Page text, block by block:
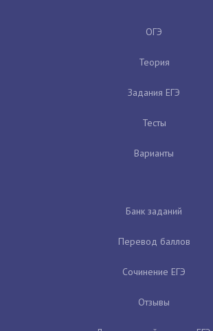
ОГЭ
Теория
Задания ЕГЭ
Тесты
Варианты
Банк заданий
Перевод баллов
Сочинение ЕГЭ
Отзывы